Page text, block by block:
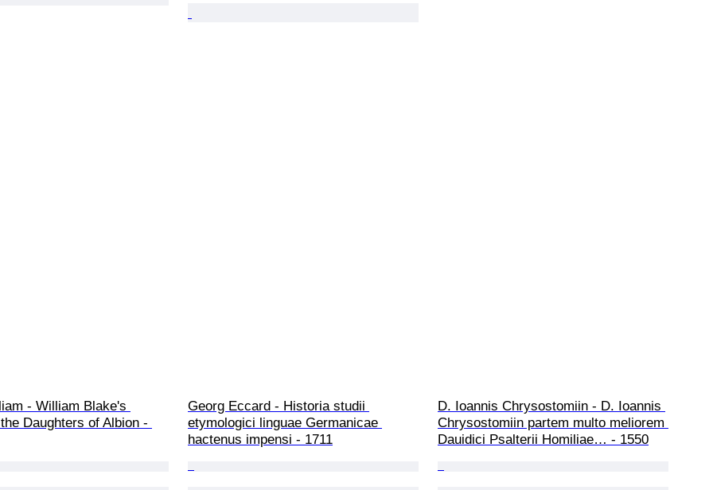
- William Blake's
Daughters of Albion -
Georg Eccard - Historia studii
etymologici linguae Germanicae
hactenus impensi - 1711
D. Ioannis Chrysostomiin - D. Ioannis
Chrysostomiin partem multo meliorem
Dauidici Psalterii Homiliae… - 1550